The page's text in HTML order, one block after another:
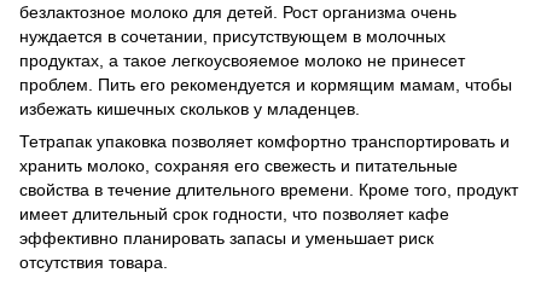
безлактозное молоко для детей. Рост организма очень
нуждается в сочетании, присутствующем в молочных
продуктах, а такое легкоусвояемое молоко не принесет
проблем. Пить его рекомендуется и кормящим мамам, чтобы
избежать кишечных скольков у младенцев.
Тетрапак упаковка позволяет комфортно транспортировать и
хранить молоко, сохраняя его свежесть и питательные
свойства в течение длительного времени. Кроме того, продукт
имеет длительный срок годности, что позволяет кафе
эффективно планировать запасы и уменьшает риск
отсутствия товара.